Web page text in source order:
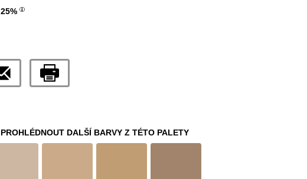
25%
PROHLÉDNOUT DALŠÍ BARVY Z TÉTO PALETY